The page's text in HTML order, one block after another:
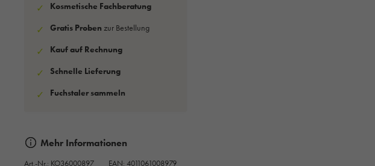
✓ Kosmetische Fachberatung
✓ Gratis Proben zur Bestellung
✓ Kauf auf Rechnung
✓ Schnelle Lieferung
✓ Fuchstaler sammeln
Mehr Informationen
Art.-Nr.: KO36000897 EAN: 4011061008979